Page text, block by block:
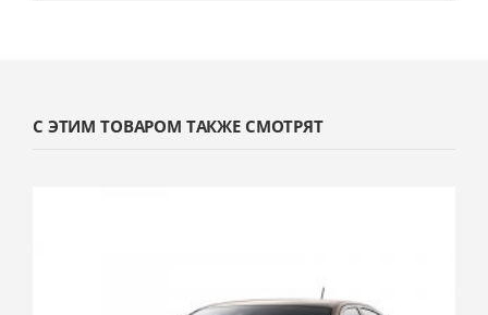
С ЭТИМ ТОВАРОМ ТАКЖЕ СМОТРЯТ